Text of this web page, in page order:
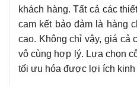
khách hàng. Tất cả các
cam kết bảo đảm là hàng
cao. Không chỉ vậy, giá cả
vô cùng hợp lý. Lựa chọn
tối ưu hóa được lợi ích kinh